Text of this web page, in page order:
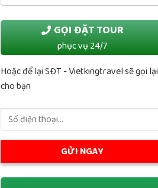
GỌI ĐẶT TOUR
phục vụ 24/7
Hoặc để lại SĐT - Vietkingtravel sẽ gọi lại
cho bạn